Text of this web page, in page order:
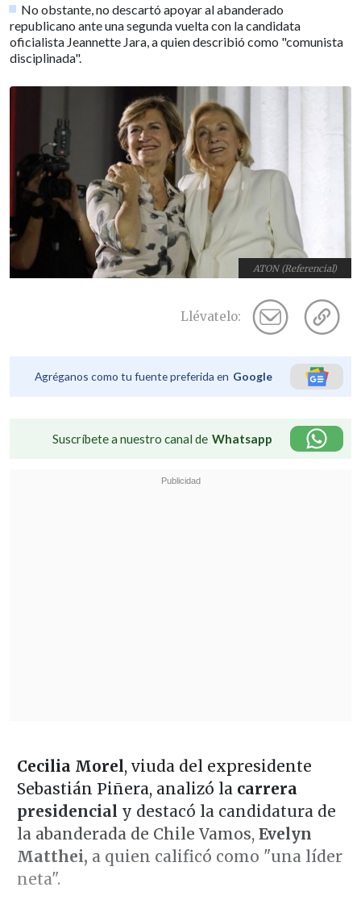
No obstante, no descartó apoyar al abanderado
republicano ante una segunda vuelta con la candidata
oficialista Jeannette Jara, a quien describió como "comunista
disciplinada".
ATON (Referencial)
Llévatelo:
Agréganos como tu fuente preferida en Google
Suscríbete a nuestro canal de Whatsapp
Cecilia Morel, viuda del expresidente
Sebastián Piñera, analizó lacarrera
presidencial y destacó la candidatura de
la abanderada de Chile Vamos, Evelyn
Matthei, a quien calificó como "una líder
neta".